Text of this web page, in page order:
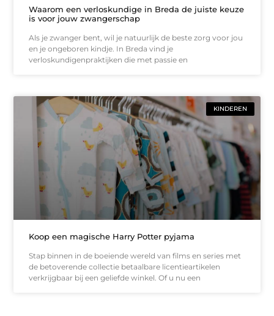
Waarom een verloskundige in Breda de juiste keuze
is voor jouw zwangerschap
Als je zwanger bent, wil je natuurlijk de beste zorg voor jou
en je ongeboren kindje. In Breda vind je
verloskundigenpraktijken die met passie en
KINDEREN
Koop een magische Harry Potter pyjama
Stap binnen in de boeiende wereld van films en series met
de betoverende collectie betaalbare licentieartikelen
verkrijgbaar bij een geliefde winkel. Of u nu een